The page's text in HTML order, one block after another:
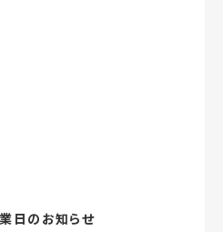
日のお知らせ